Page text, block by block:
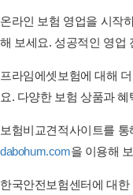
온라인 보험 영업을 시작
해 보세요. 성공적인 영업
프라임에셋보험에 대해
요. 다양한 보험 상품과
보험비교견적사이트를
dabohum.com을 이용해
한국안전보험센터에 대